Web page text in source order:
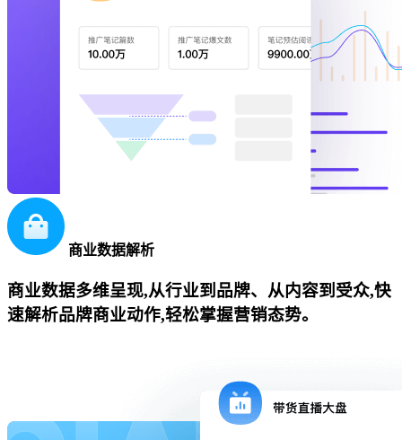
商业数据解析
商业数据多维呈现,从行业到品牌、从内容到受众,快
速解析品牌商业动作,轻松掌握营销态势。